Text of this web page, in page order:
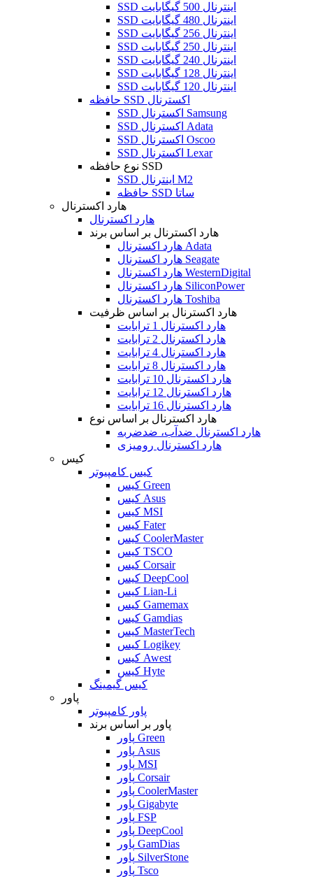
SSD اینترنال 500 گیگابایت
SSD اینترنال 480 گیگابایت
SSD اینترنال 256 گیگابایت
SSD اینترنال 250 گیگابایت
SSD اینترنال 240 گیگابایت
SSD اینترنال 128 گیگابایت
SSD اینترنال 120 گیگابایت
حافظه SSD اکسترنال
SSD اکسترنال Samsung
SSD اکسترنال Adata
SSD اکسترنال Oscoo
SSD اکسترنال Lexar
نوع حافظه SSD
SSD اینترنال M2
حافظه SSD ساتا
هارد اکسترنال
هارد اکسترنال
هارد اکسترنال بر اساس برند
هارد اکسترنال Adata
هارد اکسترنال Seagate
هارد اکسترنال WesternDigital
هارد اکسترنال SiliconPower
هارد اکسترنال Toshiba
هارد اکسترنال بر اساس ظرفیت
هارد اکسترنال 1 ترابایت
هارد اکسترنال 2 ترابایت
هارد اکسترنال 4 ترابایت
هارد اکسترنال 8 ترابایت
هارد اکسترنال 10 ترابایت
هارد اکسترنال 12 ترابایت
هارد اکسترنال 16 ترابایت
هارد اکسترنال بر اساس نوع
هارد اکسترنال ضدآب، ضدضربه
هارد اکسترنال رومیزی
کیس
کیس کامپیوتر
کیس Green
کیس Asus
کیس MSI
کیس Fater
کیس CoolerMaster
کیس TSCO
کیس Corsair
کیس DeepCool
کیس Lian-Li
کیس Gamemax
کیس Gamdias
کیس MasterTech
کیس Logikey
کیس Awest
کیس Hyte
کیس گیمینگ
پاور
پاور کامپیوتر
پاور بر اساس برند
پاور Green
پاور Asus
پاور MSI
پاور Corsair
پاور CoolerMaster
پاور Gigabyte
پاور FSP
پاور DeepCool
پاور GamDias
پاور SilverStone
پاور Tsco